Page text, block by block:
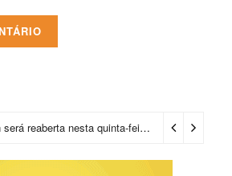
Casa do Benin será reaberta nesta quinta-feira (6) 3 dias ago